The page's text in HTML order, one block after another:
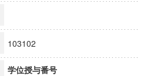
103102
学位授与番号